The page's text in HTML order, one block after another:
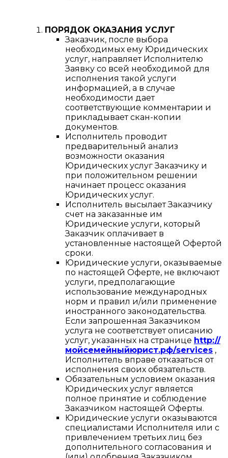
ПОРЯДОК ОКАЗАНИЯ УСЛУГ
Заказчик, после выбора
необходимых ему Юридических
услуг, направляет Исполнителю
Заявку со всей необходимой для
исполнения такой услуги
информацией, а в случае
необходимости дает
соответствующие комментарии и
прикладывает скан-копии
документов.
Исполнитель проводит
предварительный анализ
возможности оказания
Юридических услуг Заказчику и
при положительном решении
начинает процесс оказания
Юридических услуг.
Исполнитель высылает Заказчику
счет на заказанные им
Юридические услуги, который
Заказчик оплачивает в
установленные настоящей Офертой
сроки.
Юридические услуги, оказываемые
по настоящей Оферте, не включают
услуги, предполагающие
использование международных
норм и правил и/или применение
иностранного законодательства.
Если запрошенная Заказчиком
услуга не соответствует описанию
услуг, указанных на странице http://
мойсемейныйюрист.рф/services ,
Исполнитель вправе отказаться от
исполнения своих обязательств.
Обязательным условием оказания
Юридических услуг является
полное принятие и соблюдение
Заказчиком настоящей Оферты.
Юридические услуги оказываются
специалистами Исполнителя или с
привлечением третьих лиц без
дополнительного согласования и